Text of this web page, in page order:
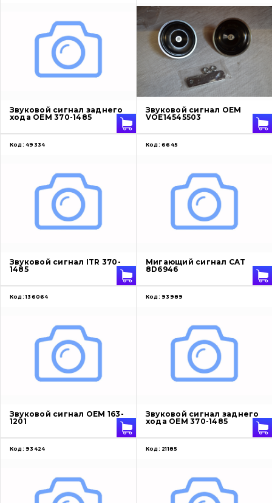
Контакты
Вакансии
Каталог
Ходовая часть
Болты, гайки и элементы крепления
Звуковой сигнал заднего
хода OEM 370-1485
Звуковой сигнал OEM
VOE14545503
Код: 49334
Звуковой сигнал ITR 370-
1485
Код: 6645
Мигающий сигнал CAT
8D6946
Код: 136064
Звуковой сигнал OEM 163-
1201
Код: 93989
Звуковой сигнал заднего
хода OEM 370-1485
Код: 93424 Код: 21185